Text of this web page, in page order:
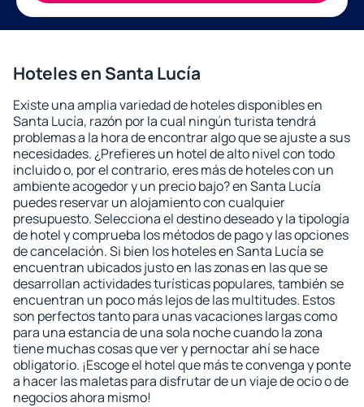
Hoteles en Santa Lucía
Existe una amplia variedad de hoteles disponibles en
Santa Lucía, razón por la cual ningún turista tendrá
problemas a la hora de encontrar algo que se ajuste a sus
necesidades. ¿Prefieres un hotel de alto nivel con todo
incluido o, por el contrario, eres más de hoteles con un
ambiente acogedor y un precio bajo? en Santa Lucía
puedes reservar un alojamiento con cualquier
presupuesto. Selecciona el destino deseado y la tipología
de hotel y comprueba los métodos de pago y las opciones
de cancelación. Si bien los hoteles en Santa Lucía se
encuentran ubicados justo en las zonas en las que se
desarrollan actividades turísticas populares, también se
encuentran un poco más lejos de las multitudes. Estos
son perfectos tanto para unas vacaciones largas como
para una estancia de una sola noche cuando la zona
tiene muchas cosas que ver y pernoctar ahí se hace
obligatorio. ¡Escoge el hotel que más te convenga y ponte
a hacer las maletas para disfrutar de un viaje de ocio o de
negocios ahora mismo!